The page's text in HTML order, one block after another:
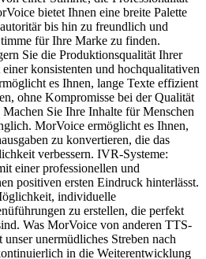
bietet Ihnen eine breite Palette
bis hin zu freundlich und
für Ihre Marke zu finden.
Sie die Produktionsqualität Ihrer
konsistenten und hochqualitativen
es Ihnen, lange Texte effizient
ohne Kompromisse bei der Qualität
Sie Ihre Inhalte für Menschen
MorVoice ermöglicht es Ihnen,
zu konvertieren, die das
verbessern. IVR-Systeme:
einer professionellen und
positiven ersten Eindruck hinterlässt.
individuelle
zu erstellen, die perfekt
Was MorVoice von anderen TTS-
unermüdliches Streben nach
in die Weiterentwicklung